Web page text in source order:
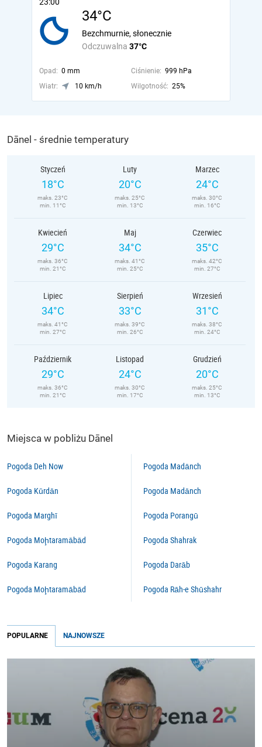
34°C
Odczuwalna 37°C
Bezchmurnie, słonecznie
Opad: 0 mm Ciśnienie: 999 hPa
Wiatr:
10 km/h Wilgotność: 25%
Dānel - średnie temperatury
Styczeń
18°C
maks. 23°C
min. 11°C
Luty
20°C
maks. 25°C
min. 13°C
Marzec
24°C
maks. 30°C
min. 16°C
Kwiecień
29°C
maks. 36°C
min. 21°C
Maj
34°C
maks. 41°C
min. 25°C
Czerwiec
35°C
maks. 42°C
min. 27°C
Lipiec
34°C
maks. 41°C
min. 27°C
Sierpień
33°C
maks. 39°C
min. 26°C
Wrzesień
31°C
maks. 38°C
min. 24°C
Październik
29°C
maks. 36°C
min. 21°C
Listopad
24°C
maks. 30°C
min. 17°C
Grudzień
20°C
maks. 25°C
min. 13°C
Miejsca w pobliżu Dānel
Pogoda Deh Now
Pogoda Kūrdān
Pogoda Marghī
Pogoda Moḩtaramābād
Pogoda Karang
Pogoda Moḩtaramābād
Pogoda Madānch
Pogoda Madānch
Pogoda Porangū
Pogoda Shahrak
Pogoda Darāb
Pogoda Rāh-e Shūshahr
POPULARNE NAJNOWSZE